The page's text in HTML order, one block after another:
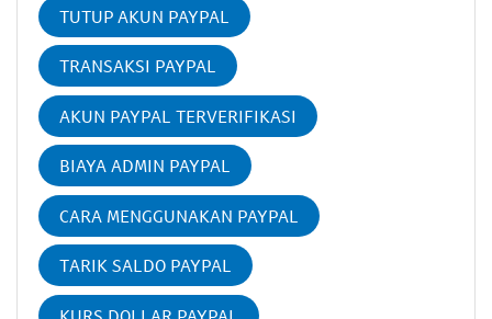
TUTUP AKUN PAYPAL
TRANSAKSI PAYPAL
AKUN PAYPAL TERVERIFIKASI
BIAYA ADMIN PAYPAL
CARA MENGGUNAKAN PAYPAL
TARIK SALDO PAYPAL